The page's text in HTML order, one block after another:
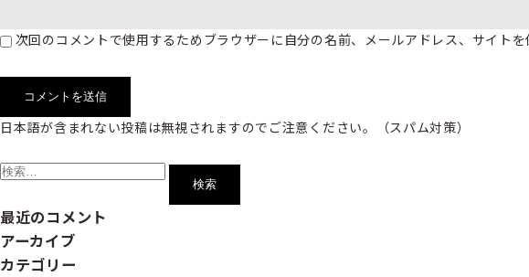
次回のコメントで使用するためブラウザーに自分の名前、メールアドレス、サイトを
日本語が含まれない投稿は無視されますのでご注意ください。（スパム対策）
索:
最近のコメント
アーカイブ
カテゴリー